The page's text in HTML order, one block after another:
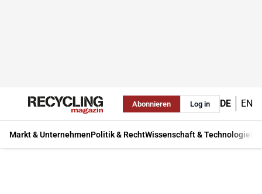
Abonnieren Log in DE EN
Markt & UnternehmenPolitik & RechtWissenschaft & Technologie